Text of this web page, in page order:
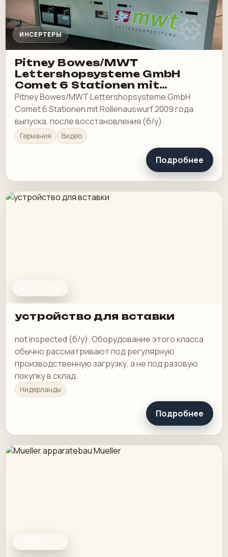
ИНСЕРТЕРЫ
Pitney Bowes/MWT
Lettershopsysteme GmbH
Comet 6 Stationen mit
Rollenauswurf
Pitney Bowes/MWT Lettershopsysteme GmbH
Comet 6 Stationen mit Rollenauswurf 2009 года
выпуска, после восстановления (б/у).
Германия Видео
Подробнее
устройство для вставки
not inspected (б/у). Оборудование этого класса
обычно рассматривают под регулярную
производственную загрузку, а не под разовую
покупку в склад.
Нидерланды
Подробнее